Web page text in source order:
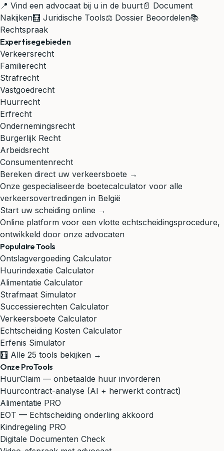
📍 Vind een advocaat bij u in de buurt 📄 Document
Nakijken🧮 Juridische Tools⚖️ Dossier Beoordelen📚
Rechtspraak
Expertisegebieden
Verkeersrecht
Familierecht
Strafrecht
Vastgoedrecht
Huurrecht
Erfrecht
Ondernemingsrecht
Burgerlijk Recht
Arbeidsrecht
Consumentenrecht
Bereken direct uw verkeersboete →
Onze gespecialiseerde boetecalculator voor alle
verkeersovertredingen in België
Start uw scheiding online →
Online platform voor een vlotte echtscheidingsprocedure,
ontwikkeld door onze advocaten
Populaire Tools
Ontslagvergoeding Calculator
Huurindexatie Calculator
Alimentatie Calculator
Strafmaat Simulator
Successierechten Calculator
Verkeersboete Calculator
Echtscheiding Kosten Calculator
Erfenis Simulator
🧮 Alle 25 tools bekijken →
Onze ProTools
HuurClaim — onbetaalde huur invorderen
Huurcontract-analyse (AI + herwerkt contract)
Alimentatie PRO
EOT — Echtscheiding onderling akkoord
Kindregeling PRO
Digitale Documenten Check